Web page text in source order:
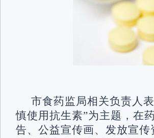
市食药监局相关负责人
慎使用抗生素”为主题，在
告、公益宣传画、发放宣